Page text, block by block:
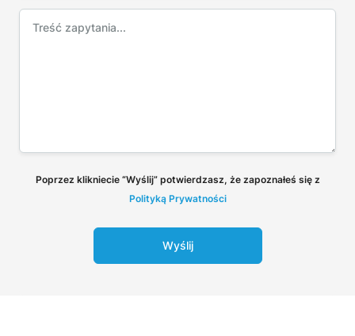
Poprzez klikniecie “Wyślij” potwierdzasz, że zapoznałeś się z
Polityką Prywatności
Wyślij